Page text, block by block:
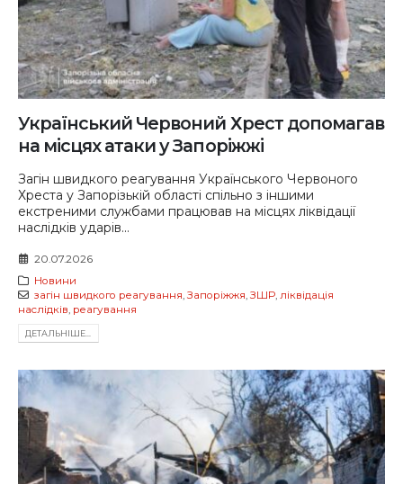
Український Червоний Хрест допомагав
на місцях атаки у Запоріжжі
Загін швидкого реагування Українського Червоного
Хреста у Запорізькій області спільно з іншими
екстреними службами працював на місцях ліквідації
наслідків ударів...
20.07.2026
Новини
загін швидкого реагування, Запоріжжя, ЗШР, ліквідація
наслідків, реагування
ДЕТАЛЬНIШЕ...